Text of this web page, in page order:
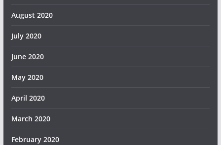
August 2020
July 2020
June 2020
May 2020
April 2020
March 2020
February 2020